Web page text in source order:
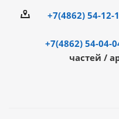
+7(4862) 54-12-
+7(4862) 54-04-
частей /